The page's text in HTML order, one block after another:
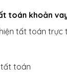
toán khoản
tất toán trực
toán